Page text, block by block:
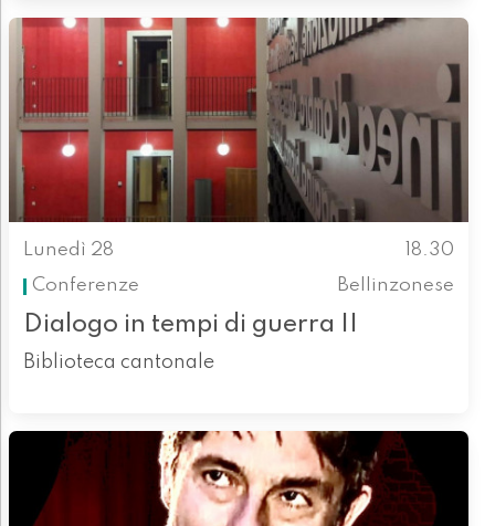
Lunedì 28
18.30
Conferenze
Bellinzonese
Dialogo in tempi di guerra II
Biblioteca cantonale